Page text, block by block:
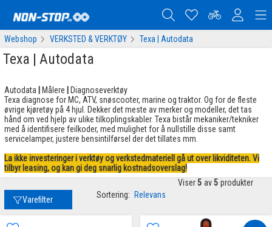
Webshop VERKSTED & VERKTØY Texa | Autodata
Texa | Autodata
Autodata Målere
Diagnoseverktøy
Texa diagnose for MC, ATV, snøscooter, marine og traktor. Og for de fleste
øvrige kjøretøy på 4 hjul. Dekker det meste av merker og modeller, det tas
hånd om ved hjelp av ulike tilkoplingskabler. Texa bistår mekaniker/tekniker
med å identifisere feilkoder, med mulighet for å nullstille disse samt
servicelamper, justere bensintilførsel der det tillates mm.
La ikke investeringer i verktøy og verkstedmateriell gå ut over likviditeten. Vi
tilbyr leasing, og kan gi deg snarlig kostnadsoverslag!
Varefilter Sortering: Relevans
Viser 5 av 5 produkter